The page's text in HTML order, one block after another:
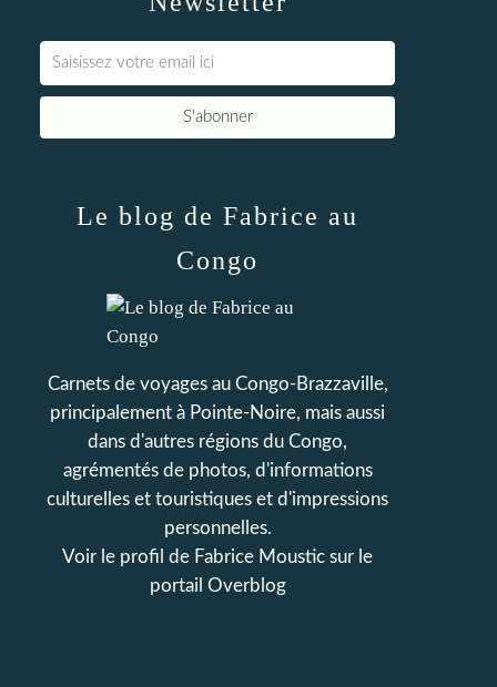
Le blog de Fabrice au
Congo
Carnets de voyages au Congo-Brazzaville,
principalement à Pointe-Noire, mais aussi
dans d'autres régions du Congo,
agrémentés de photos, d'informations
culturelles et touristiques et d'impressions
personnelles.
Voir le profil de Fabrice Moustic sur le
portail Overblog